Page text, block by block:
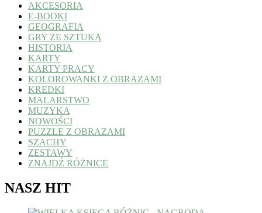
AKCESORIA
E-BOOKI
GEOGRAFIA
GRY ZE SZTUKĄ
HISTORIA
KARTY
KARTY PRACY
KOLOROWANKI Z OBRAZAMI
KREDKI
MALARSTWO
MUZYKA
NOWOŚCI
PUZZLE Z OBRAZAMI
SZACHY
ZESTAWY
ZNAJDŹ RÓŻNICE
NASZ HIT